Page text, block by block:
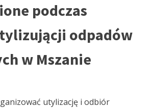
podczas
odpadów
w Mszanie
utylizację i odbiór